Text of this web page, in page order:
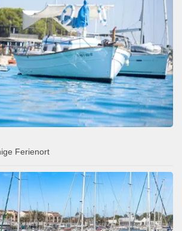
Ferienort